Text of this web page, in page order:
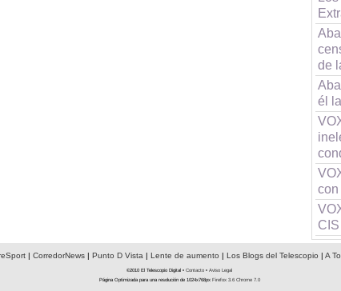
de
él
con
| CorredorNews| Punto D Vista | Lente de aumento | Los Blogs del Telescopio | A
©2010 El Telescopio Digital • Contacto • Aviso Legal
Página Optimizada para una resolución de 1024x768px Firefox 3.6 Chrome 7.0